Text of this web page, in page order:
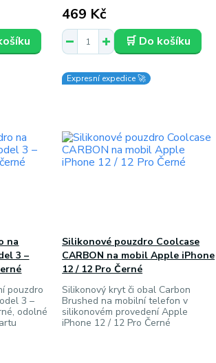
469 Kč
🛒 Do košíku
na
3 –
pouzdro
3 –
odolné
Expresní expedice 🚀
Silikonové pouzdro Coolcase
CARBON na mobil Apple iPhone
12 / 12 Pro Černé
Silikonový kryt či obal Carbon
Brushed na mobilní telefon v
silikonovém provedení Apple
iPhone 12 / 12 Pro Černé